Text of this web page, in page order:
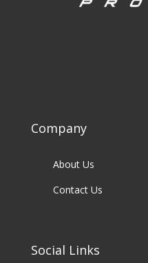
Company
About Us
Contact Us
Social Links